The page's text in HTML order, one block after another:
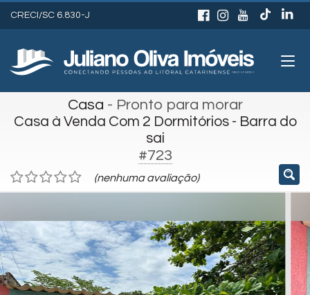
CRECI/SC 6.830-J
Casa - Pronto para morar
Casa à Venda Com 2 Dormitórios - Barra do
sai
#723
(nenhuma avaliação)